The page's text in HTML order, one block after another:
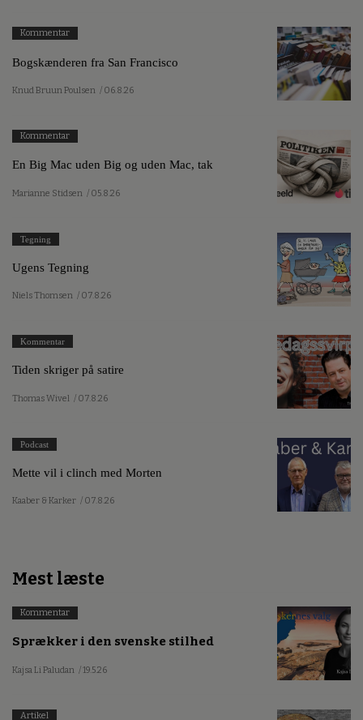
Kommentar
Bogskænderen fra San Francisco
Knud Bruun Poulsen / 06.8.26
Kommentar
En Big Mac uden Big og uden Mac, tak
Marianne Stidsen / 05.8.26
Tegning
Ugens Tegning
Niels Thomsen / 07.8.26
Kommentar
Tiden skriger på satire
Thomas Wivel / 07.8.26
Podcast
Mette vil i clinch med Morten
Kaaber & Karker / 07.8.26
Mest læste
Kommentar
Sprækker i den svenske stilhed
Kajsa Li Paludan / 19.5.26
Artikel